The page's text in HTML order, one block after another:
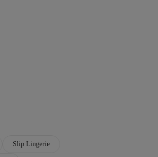
Slip Lingerie